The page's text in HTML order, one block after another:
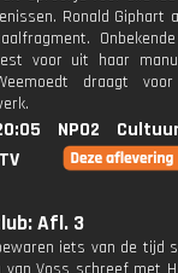
Ronald Giphart
voor uit haar
draagt
NPO2
Afl. 3
iets van de tijd